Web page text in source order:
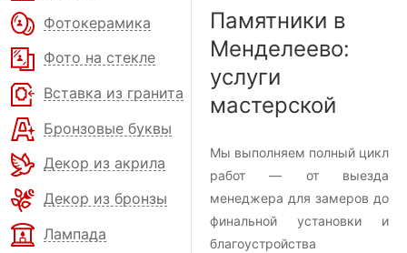
Фотокерамика
Фото на стекле
Вставка из гранита
Бронзовые буквы
Декор из акрила
Декор из бронзы
Лампада
Памятники в
Менделеево:
услуги
мастерской
Мы выполняем полный цикл
работ — от выезда
менеджера для замеров до
финальной установки и
благоустройства